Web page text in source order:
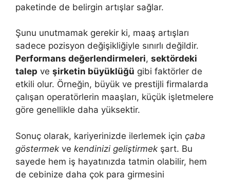
paketinde de belirgin artışlar sağlar.
Şunu unutmamak gerekir ki, maaş artışları
sadece pozisyon değişikliğiyle sınırlı değildir.
Performans değerlendirmeleri, sektördeki
talep ve şirketin büyüklüğü gibi faktörler de
etkili olur. Örneğin, büyük ve prestijli firmalarda
çalışan operatörlerin maaşları, küçük işletmelere
göre genellikle daha yüksektir.
Sonuç olarak, kariyerinizde ilerlemek için çaba
göstermek ve kendinizi geliştirmek şart. Bu
sayede hem iş hayatınızda tatmin olabilir, hem
de cebinize daha çok para girmesini